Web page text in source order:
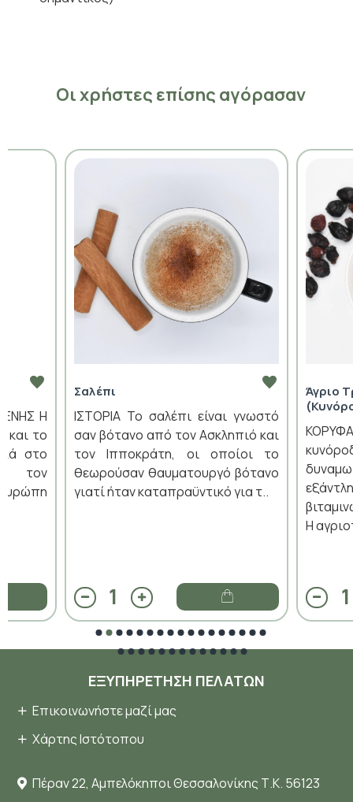
Οι χρήστες επίσης αγόρασαν
Η
και το
στο
τον
Σαλέπι
ΙΣΤΟΡΙΑ Το σαλέπι είναι γνωστό
σαν βότανο από τον Ασκληπιό και
τον Ιπποκράτη, οι οποίοι το
θεωρούσαν θαυματουργό βότανο
γιατί ήταν καταπραϋντικό για τ..
Άγριο
Η
ΕΞΥΠΗΡΈΤΗΣΗ ΠΕΛΑΤΏΝ
Επικοινωνήστε μαζί μας
Χάρτης Ιστότοπου
Πέραν 22, Αμπελόκηποι Θεσσαλονίκης Τ.Κ. 56123